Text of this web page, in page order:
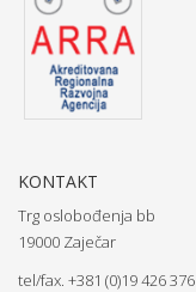
KONTAKT
Trg oslobođenja bb
19000 Zaječar
tel/fax. +381 (0)19 426 376